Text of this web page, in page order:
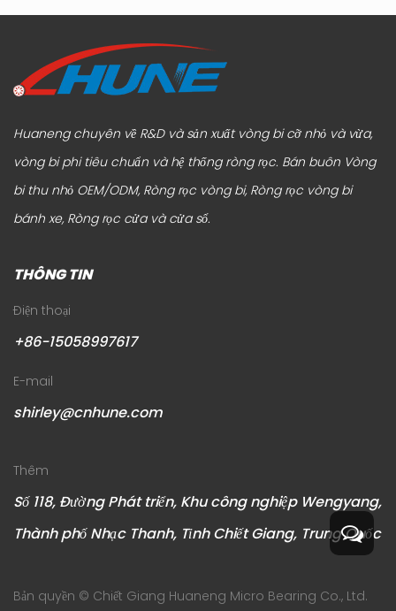
Huaneng chuyên về R&D và sản xuất vòng bi cỡ nhỏ và vừa,
vòng bi phi tiêu chuẩn và hệ thống ròng rọc. Bán buôn Vòng
bi thu nhỏ OEM/ODM, Ròng rọc vòng bi, Ròng rọc vòng bi
bánh xe, Ròng rọc cửa và cửa sổ.
THÔNG TIN
Điện thoại
+86-15058997617
E-mail
shirley@cnhune.com
Thêm
Số 118, Đường Phát triển, Khu công nghiệp Wengyang,
Thành phố Nhạc Thanh, Tỉnh Chiết Giang, Trung Quốc
Bản quyền © Chiết Giang Huaneng Micro Bearing Co., Ltd.